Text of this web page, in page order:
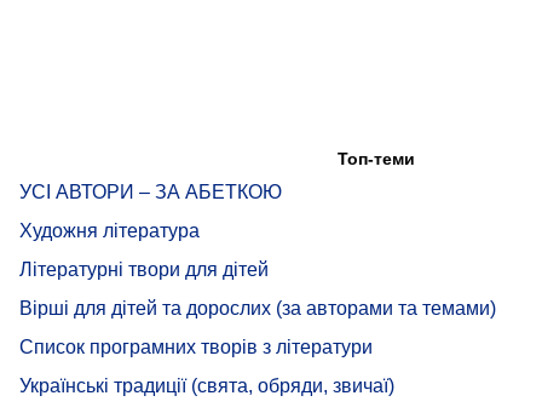
Топ-теми
УСІ АВТОРИ – ЗА АБЕТКОЮ
Художня література
Літературні твори для дітей
Вірші для дітей та дорослих (за авторами та темами)
Список програмних творів з літератури
Українські традиції (свята, обряди, звичаї)